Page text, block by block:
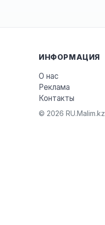
ИНФОРМАЦИЯ
О нас
Реклама
Контакты
© 2026 RU.Malim.kz